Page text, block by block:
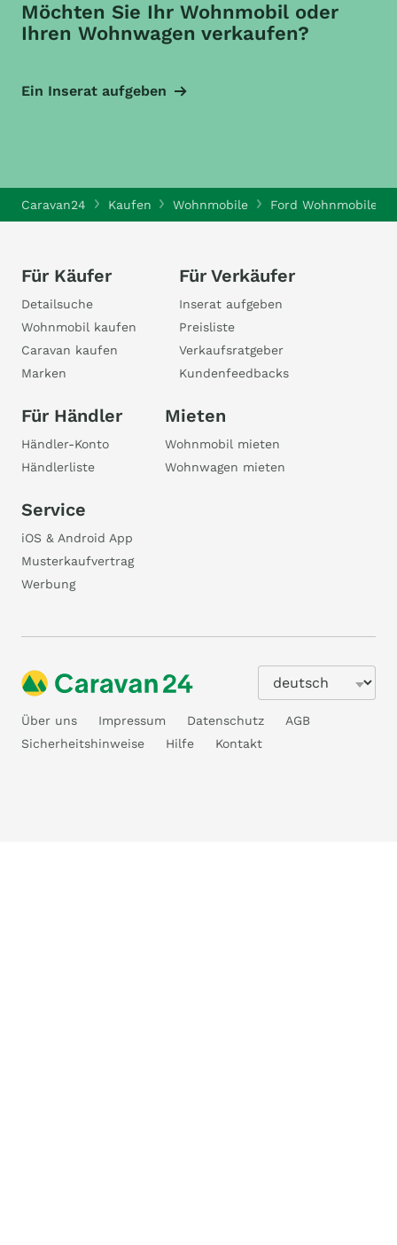
Möchten Sie Ihr Wohnmobil oder
Ihren Wohnwagen verkaufen?
Ein Inserat aufgeben
Caravan24 Kaufen Wohnmobile Ford Wohnmobile
Für Käufer
Detailsuche
Wohnmobil kaufen
Caravan kaufen
Marken
Für Verkäufer
Inserat aufgeben
Preisliste
Verkaufsratgeber
Kundenfeedbacks
Für Händler
Händler-Konto
Händlerliste
Mieten
Wohnmobil mieten
Wohnwagen mieten
Service
iOS & Android App
Musterkaufvertrag
Werbung
Über uns Impressum Datenschutz
AGB
Sicherheitshinweise
Hilfe Kontakt